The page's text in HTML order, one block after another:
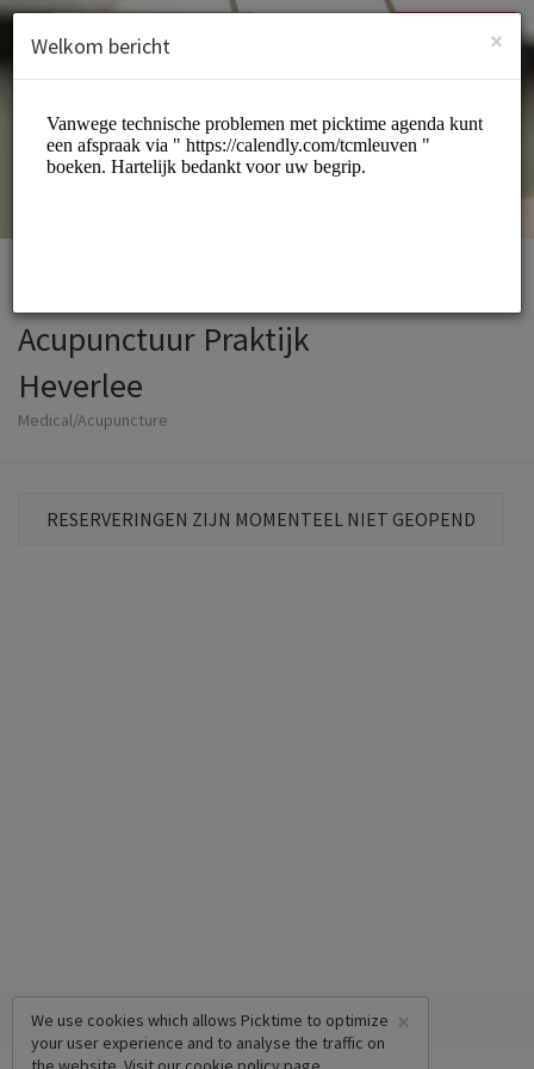
INSCHRIJVEN
Acupunctuur Praktijk
Heverlee
Medical/Acupuncture
RESERVERINGEN ZIJN MOMENTEEL NIET GEOPEND
×
We use cookies which allows Picktime to optimize
your user experience and to analyse the traffic on
×
Welkom bericht